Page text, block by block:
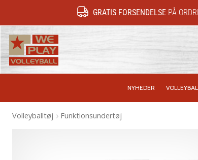
GRATIS FORSENDELSE PÅ
NYHEDER
Volleyballtøj Funktionsundertøj